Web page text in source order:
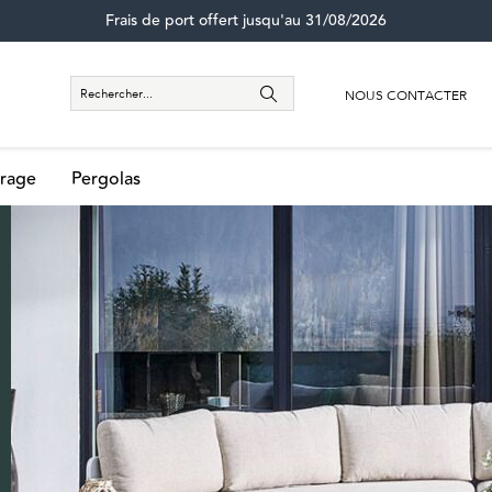
Frais de port offert jusqu'au 31/08/2026
NOUS CONTACTER
Pergolas